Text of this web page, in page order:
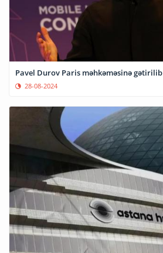
Pavel Durov Paris məhkəməsinə gətirilib
28-08-2024